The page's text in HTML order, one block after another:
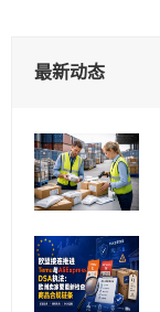
最新动态